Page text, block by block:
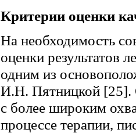
Критерии оценки
На необходимость
оценки результатов
одним из
И.Н. Пятницкой [25].
с более широким
процессе терапии,